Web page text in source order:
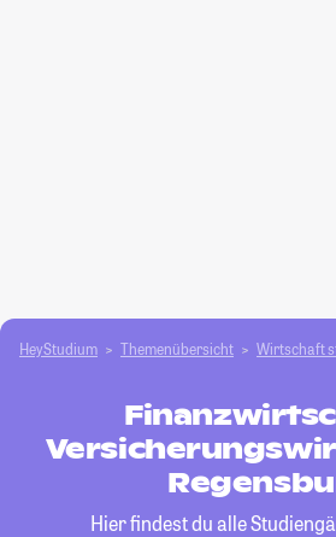
HeyStudium Themenübersicht Wirtschaft
Hier findest du alle